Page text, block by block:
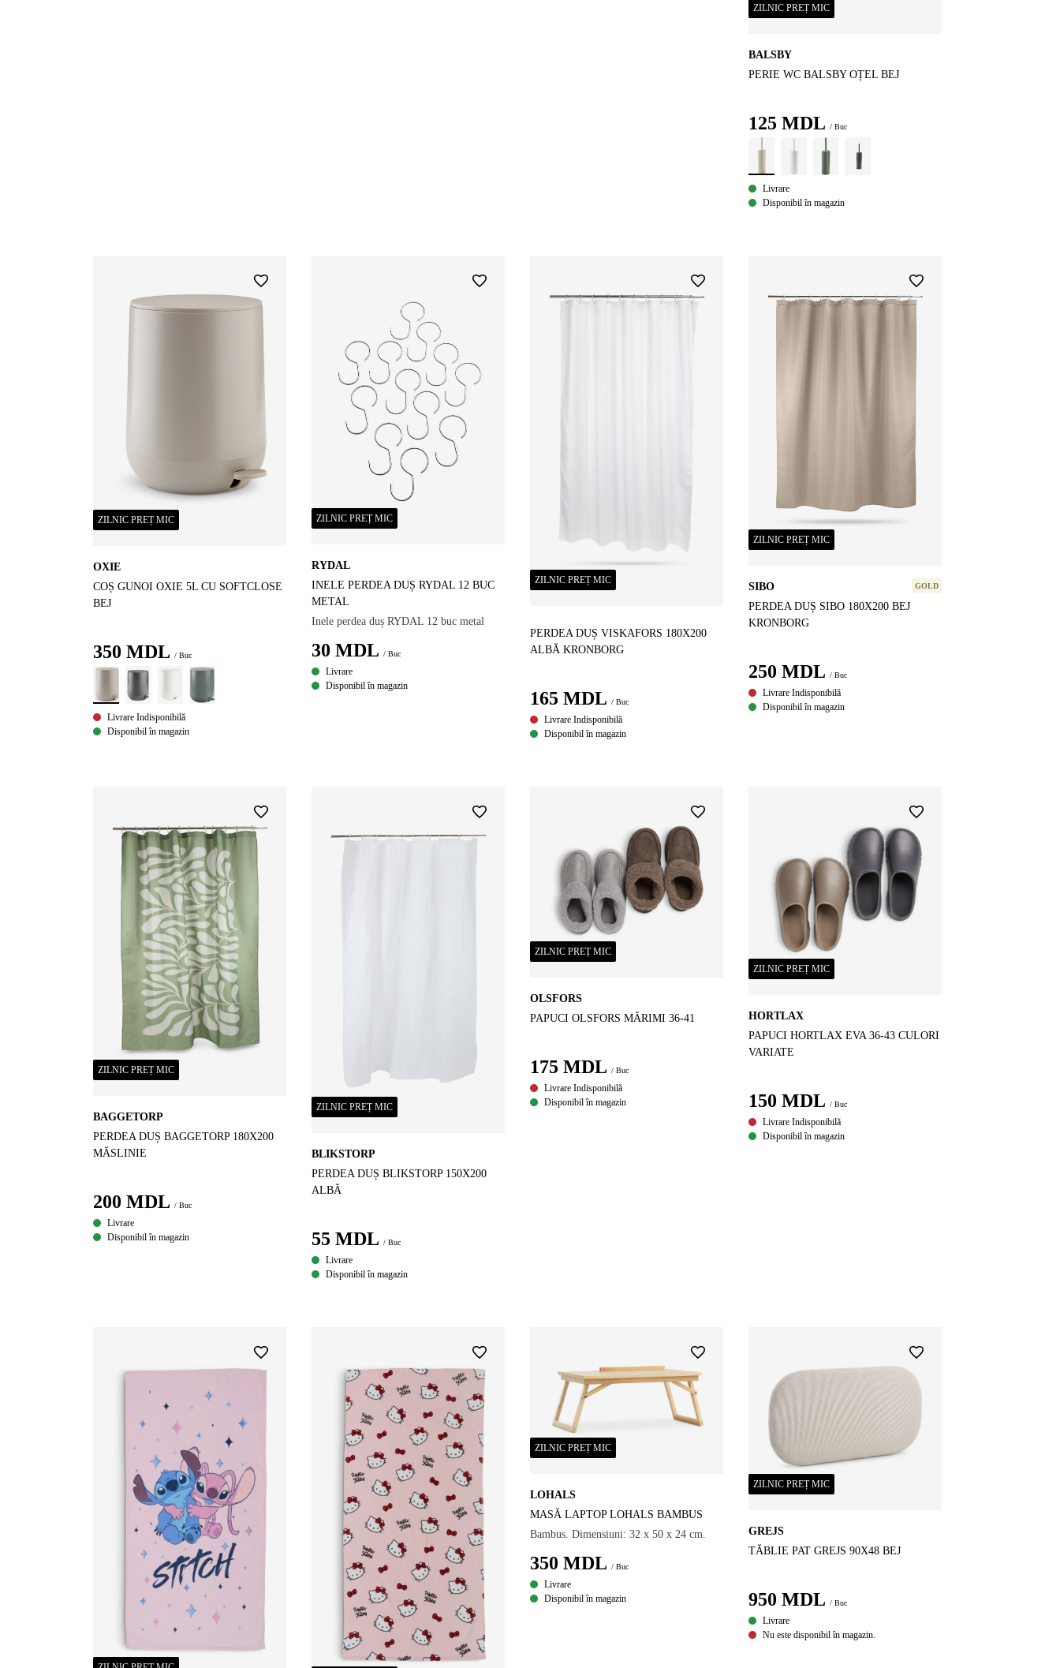
ZILNIC PREȚ MIC
BALSBY
PERIE WC BALSBY OȚEL BEJ
125 MDL / Buc
Livrare
Disponibil în magazin
ZILNIC PREȚ MIC
OXIE
COȘ GUNOI OXIE 5L CU SOFTCLOSE
BEJ
350 MDL / Buc
Livrare Indisponibilă
Disponibil în magazin
ZILNIC PREȚ MIC
RYDAL
INELE PERDEA DUȘ RYDAL 12 BUC
METAL
Inele perdea duș RYDAL 12 buc metal
30 MDL / Buc
Livrare
Disponibil în magazin
ZILNIC PREȚ MIC
PERDEA DUȘ VISKAFORS 180X200
ALBĂ KRONBORG
165 MDL / Buc
Livrare Indisponibilă
Disponibil în magazin
ZILNIC PREȚ MIC
SIBO GOLD
PERDEA DUȘ SIBO 180X200 BEJ
KRONBORG
250 MDL / Buc
Livrare Indisponibilă
Disponibil în magazin
ZILNIC PREȚ MIC
BAGGETORP
PERDEA DUȘ BAGGETORP 180X200
MĂSLINIE
200 MDL / Buc
Livrare
Disponibil în magazin
ZILNIC PREȚ MIC
BLIKSTORP
PERDEA DUȘ BLIKSTORP 150X200
ALBĂ
55 MDL / Buc
Livrare
Disponibil în magazin
ZILNIC PREȚ MIC
OLSFORS
PAPUCI OLSFORS MĂRIMI 36-41
175 MDL / Buc
Livrare Indisponibilă
Disponibil în magazin
ZILNIC PREȚ MIC
HORTLAX
PAPUCI HORTLAX EVA 36-43 CULORI
VARIATE
150 MDL / Buc
Livrare Indisponibilă
Disponibil în magazin
ZILNIC PREȚ MIC
LOHALS
MASĂ LAPTOP LOHALS BAMBUS
Bambus. Dimensiuni: 32 x 50 x 24 cm.
350 MDL / Buc
Livrare
Disponibil în magazin
ZILNIC PREȚ MIC
GREJS
TĂBLIE PAT GREJS 90X48 BEJ
950 MDL / Buc
Livrare
Nu este disponibil în magazin.